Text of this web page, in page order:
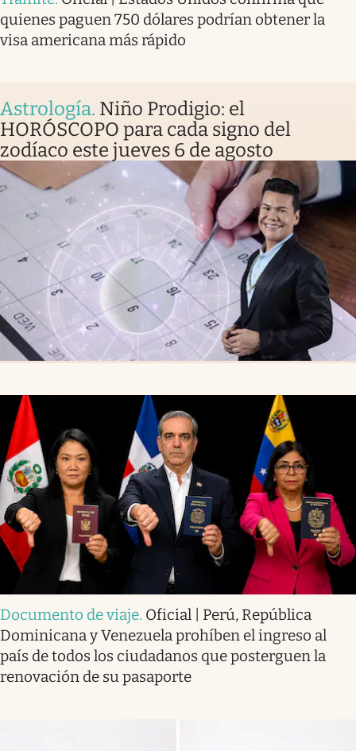
quienes paguen 750 dólares podrían obtener la
visa americana más rápido
Astrología. Niño Prodigio: el
HORÓSCOPO para cada signo del
zodíaco este jueves 6 de agosto
Documento de viaje. Oficial | Perú, República
Dominicana y Venezuela prohíben el ingreso al
país de todos los ciudadanos que posterguen la
renovación de su pasaporte